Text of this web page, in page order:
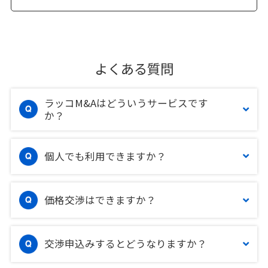
よくある質問
ラッコM&Aはどういうサービスです
か？
個人でも利用できますか？
価格交渉はできますか？
交渉申込みするとどうなりますか？